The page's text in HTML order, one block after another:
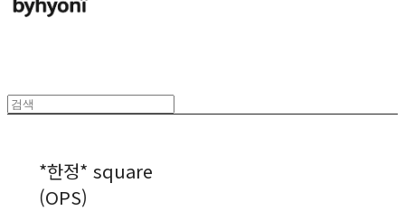
*한정* square
(OPS)